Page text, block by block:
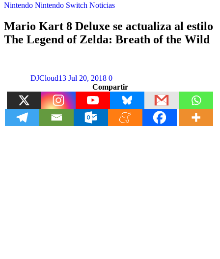
Nintendo Nintendo Switch Noticias
Mario Kart 8 Deluxe se actualiza al estilo
The Legend of Zelda: Breath of the Wild
DJCloud13 Jul 20, 2018 0
Compartir